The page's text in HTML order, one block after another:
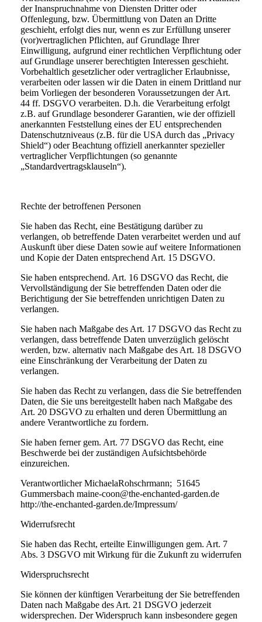
der Inanspruchnahme von Diensten Dritter oder
Offenlegung, bzw. Übermittlung von Daten an Dritte
geschieht, erfolgt dies nur, wenn es zur Erfüllung unserer
(vor)vertraglichen Pflichten, auf Grundlage Ihrer
Einwilligung, aufgrund einer rechtlichen Verpflichtung oder
auf Grundlage unserer berechtigten Interessen geschieht.
Vorbehaltlich gesetzlicher oder vertraglicher Erlaubnisse,
verarbeiten oder lassen wir die Daten in einem Drittland nur
beim Vorliegen der besonderen Voraussetzungen der Art.
44 ff. DSGVO verarbeiten. D.h. die Verarbeitung erfolgt
z.B. auf Grundlage besonderer Garantien, wie der offiziell
anerkannten Feststellung eines der EU entsprechenden
Datenschutzniveaus (z.B. für die USA durch das „Privacy
Shield“) oder Beachtung offiziell anerkannter spezieller
vertraglicher Verpflichtungen (so genannte
„Standardvertragsklauseln“).
Rechte der betroffenen Personen
Sie haben das Recht, eine Bestätigung darüber zu
verlangen, ob betreffende Daten verarbeitet werden und auf
Auskunft über diese Daten sowie auf weitere Informationen
und Kopie der Daten entsprechend Art. 15 DSGVO.
Sie haben entsprechend. Art. 16 DSGVO das Recht, die
Vervollständigung der Sie betreffenden Daten oder die
Berichtigung der Sie betreffenden unrichtigen Daten zu
verlangen.
Sie haben nach Maßgabe des Art. 17 DSGVO das Recht zu
verlangen, dass betreffende Daten unverzüglich gelöscht
werden, bzw. alternativ nach Maßgabe des Art. 18 DSGVO
eine Einschränkung der Verarbeitung der Daten zu
verlangen.
Sie haben das Recht zu verlangen, dass die Sie betreffenden
Daten, die Sie uns bereitgestellt haben nach Maßgabe des
Art. 20 DSGVO zu erhalten und deren Übermittlung an
andere Verantwortliche zu fordern.
Sie haben ferner gem. Art. 77 DSGVO das Recht, eine
Beschwerde bei der zuständigen Aufsichtsbehörde
einzureichen.
Verantwortlicher MichaelaRohschrmann; 51645
Gummersbach maine-coon@the-enchanted-garden.de
http://the-enchanted-garden.de/Impressum/
Widerrufsrecht
Sie haben das Recht, erteilte Einwilligungen gem. Art. 7
Abs. 3 DSGVO mit Wirkung für die Zukunft zu widerrufen
Widerspruchsrecht
Sie können der künftigen Verarbeitung der Sie betreffenden
Daten nach Maßgabe des Art. 21 DSGVO jederzeit
widersprechen. Der Widerspruch kann insbesondere gegen